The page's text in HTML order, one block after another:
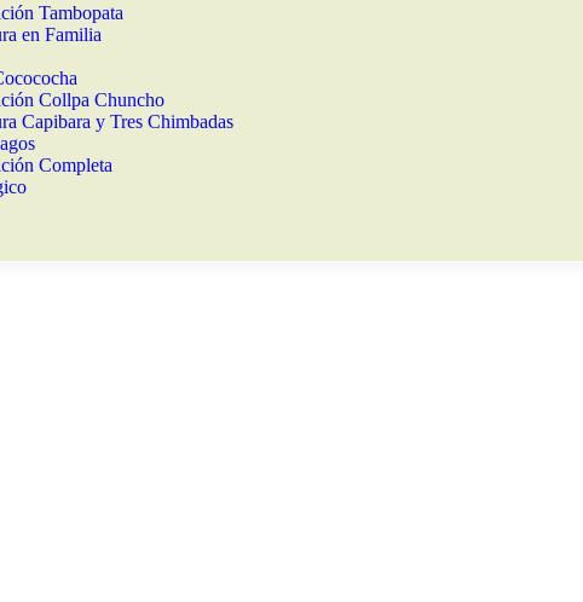
Tambopata
en Familia
Collpa Chuncho
Capibara y Tres Chimbadas
Completa